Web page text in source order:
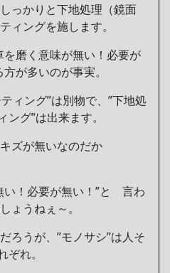
っかりと下地処理（鏡面
ィングを施します。
を磨く意味が無い！必要が
が多いのが事実。
ィング”は別物で、”下地処
グ”は出来ます。
ズが無いなのだか
い！必要が無い！”と 言わ
ょうねぇ～。
ろうが、”モノサシ”は人そ
れ。